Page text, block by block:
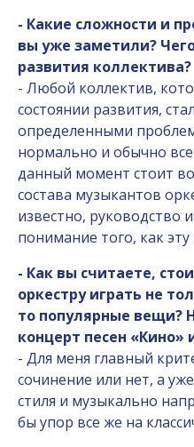
- Какие сложности и
вы уже заметили?
развития коллектива?
- Любой коллектив,
состоянии развития,
определенными
нормально и обычно
данный момент стоит
состава музыкантов
известно, руководство
понимание того, как
- Как вы считаете,
оркестру играть не
то популярные вещи?
концерт песен «Кино»
- Для меня главный
сочинение или нет, а
стиля и музыкально
бы упор все же на